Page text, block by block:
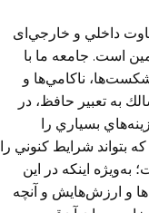
داخلي و خارجي‌ای
است. جامعه ما با
ناكامي‌ها و
به تعبير حافظ، در
بسياري را
شرايط كنوني را
اينكه در اين
و ارزش‌هايش و آنچه